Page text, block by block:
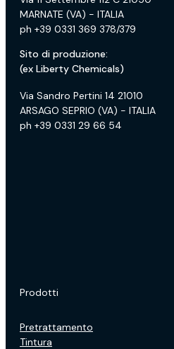
MARNATE (VA) - ITALIA
ph +39 0331 369 378/379
Sito di produzione:
(ex Liberty Chemicals)
Via Sandro Pertini 14 21010
ARSAGO SEPRIO (VA) - ITALIA
ph +39 0331 29 66 54
Prodotti
Pretrattamento
Tintura